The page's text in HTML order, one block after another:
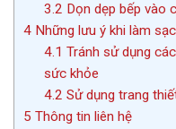
3.2 Dọn dẹp bếp vào
4 Những lưu ý khi làm
4.1 Tránh sử dụng
sức khỏe
4.2 Sử dụng trang
5 Thông tin liên hệ